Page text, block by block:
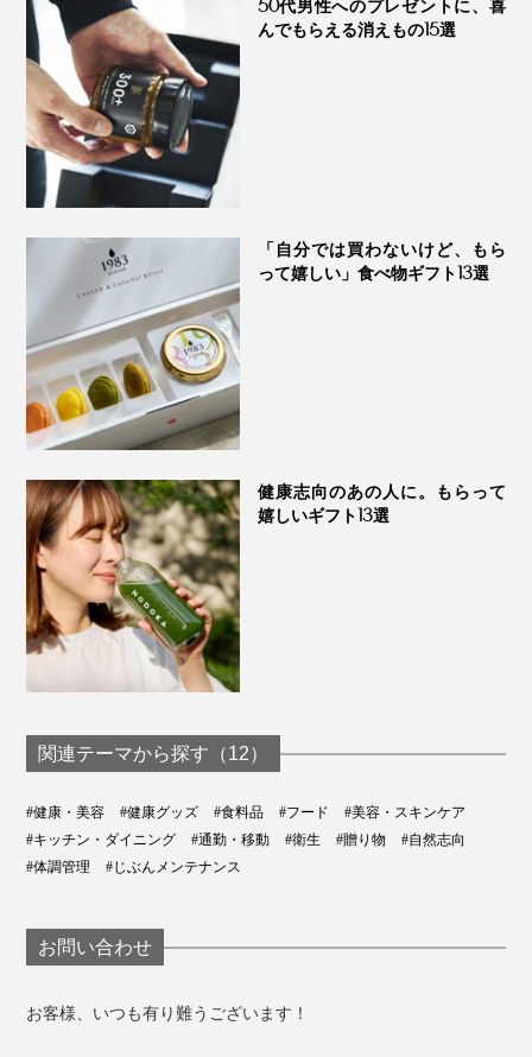
もう、取り入れない理由が見つかりません。まだまだ気
の抜けない日々が続きそうなので、甘いボディガードに
頼ろうかと思います！
ORGANIC DAYS
50代男性へのプレゼントに、喜
んでもらえる消えもの15選
「自分では買わないけど、もら
って嬉しい」食べ物ギフト13選
健康志向のあの人に。もらって
嬉しいギフト13選
関連テーマから探す（12）
#健康・美容 #健康グッズ #食料品 #フード
#美容・スキンケア
#キッチン・ダイニング
#通勤・移動 #衛生 #贈り物
#自然志向
#体調管理
#じぶんメンテナンス
お問い合わせ
お客様、いつも有り難うございます！